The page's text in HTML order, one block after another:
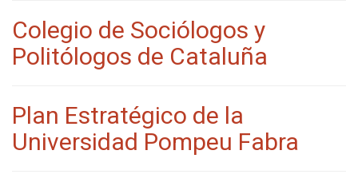
Colegio de Sociólogos y
Politólogos de Cataluña
Plan Estratégico de la
Universidad Pompeu Fabra